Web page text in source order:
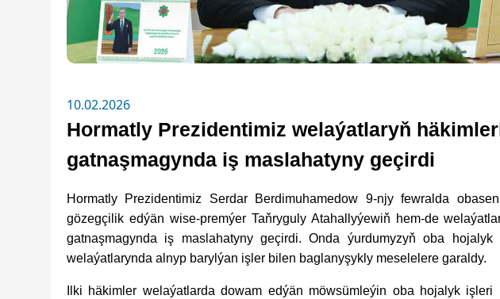
10.02.2026
Hormatly Prezidentimiz welaýatlaryň
gatnaşmagynda iş maslahatyny geçirdi
Hormatly Prezidentimiz Serdar Berdimuhamedow 9-njy fewralda
gözegçilik edýän wise-premýer Taňryguly Atahallyýewiň hem-de
gatnaşmagynda iş maslahatyny geçirdi. Onda ýurdumyzyň oba hojalyk
welaýatlarynda alnyp barylýan işler bilen baglanyşykly meselelere garaldy.
Ilki häkimler welaýatlarda dowam edýän möwsümleýin oba hojalyk işleri